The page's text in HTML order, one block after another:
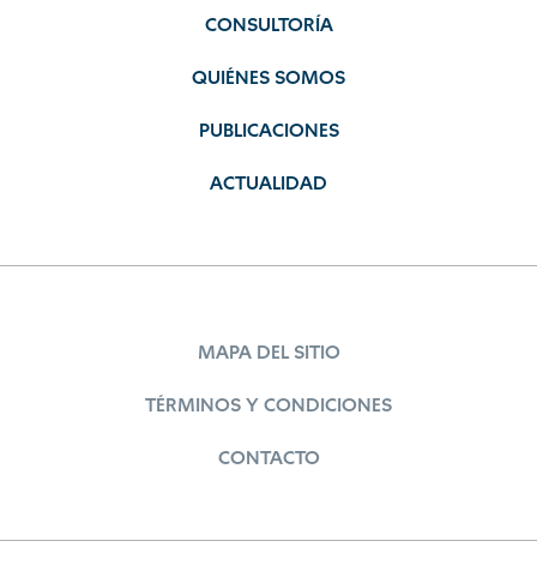
CONSULTORÍA
QUIÉNES SOMOS
PUBLICACIONES
ACTUALIDAD
MAPA DEL SITIO
TÉRMINOS Y CONDICIONES
CONTACTO